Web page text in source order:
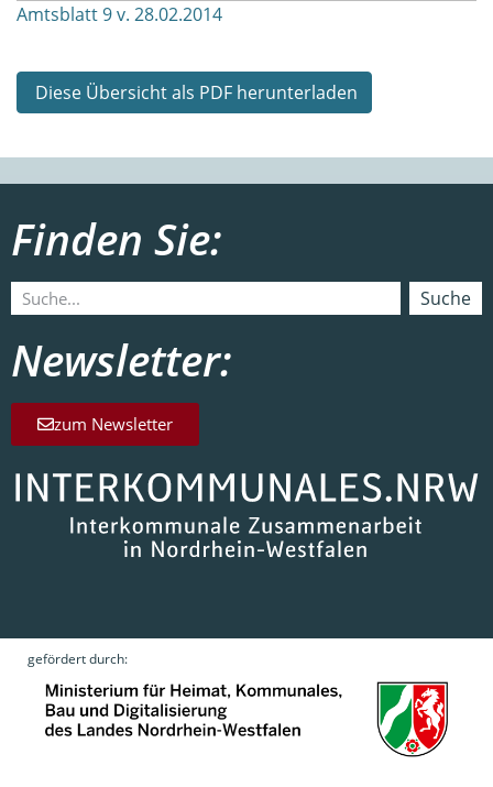
Amtsblatt 9 v. 28.02.2014
Diese Übersicht als PDF herunterladen
Finden Sie:
Suche
Newsletter:
zum Newsletter
gefördert durch: